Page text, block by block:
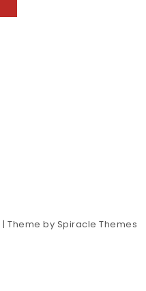
| Theme by Spiracle Themes